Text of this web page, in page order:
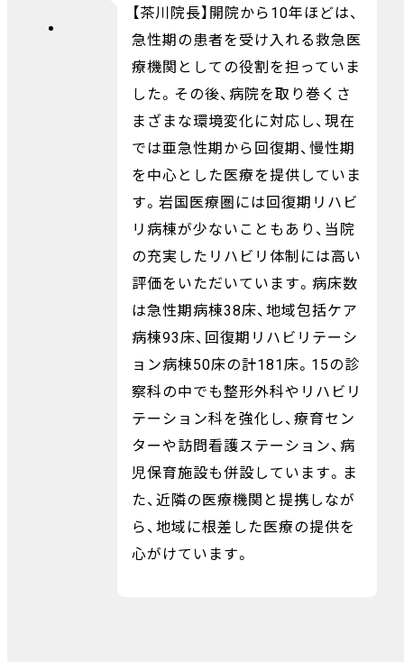
【茶川院長】開院から10年ほどは、
急性期の患者を受け入れる救急医
療機関としての役割を担っていま
した。その後、病院を取り巻くさ
まざまな環境変化に対応し、現在
では亜急性期から回復期、慢性期
を中心とした医療を提供していま
す。岩国医療圏には回復期リハビ
リ病棟が少ないこともあり、当院
の充実したリハビリ体制には高い
評価をいただいています。病床数
は急性期病棟38床、地域包括ケア
病棟93床、回復期リハビリテーシ
ョン病棟50床の計181床。15の診
察科の中でも整形外科やリハビリ
テーション科を強化し、療育セン
ターや訪問看護ステーション、病
児保育施設も併設しています。ま
た、近隣の医療機関と提携しなが
ら、地域に根差した医療の提供を
心がけています。